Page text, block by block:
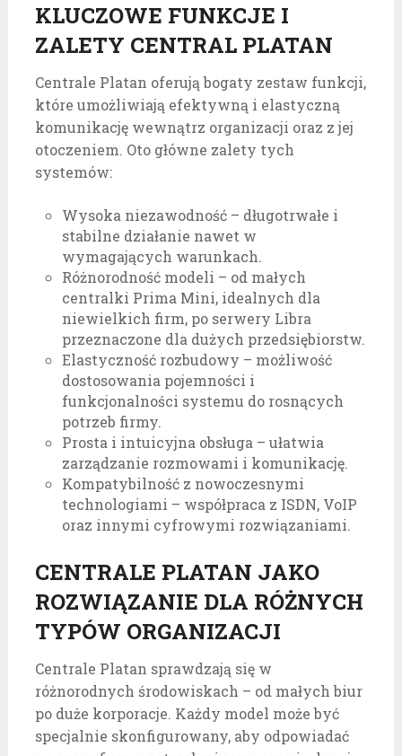
KLUCZOWE FUNKCJE I
ZALETY CENTRAL PLATAN
Centrale Platan oferują bogaty zestaw funkcji,
które umożliwiają efektywną i elastyczną
komunikację wewnątrz organizacji oraz z jej
otoczeniem. Oto główne zalety tych
systemów:
Wysoka niezawodność – długotrwałe i
stabilne działanie nawet w
wymagających warunkach.
Różnorodność modeli – od małych
centralki Prima Mini, idealnych dla
niewielkich firm, po serwery Libra
przeznaczone dla dużych przedsiębiorstw.
Elastyczność rozbudowy – możliwość
dostosowania pojemności i
funkcjonalności systemu do rosnących
potrzeb firmy.
Prosta i intuicyjna obsługa – ułatwia
zarządzanie rozmowami i komunikację.
Kompatybilność z nowoczesnymi
technologiami – współpraca z ISDN, VoIP
oraz innymi cyfrowymi rozwiązaniami.
CENTRALE PLATAN JAKO
ROZWIĄZANIE DLA RÓŻNYCH
TYPÓW ORGANIZACJI
Centrale Platan sprawdzają się w
różnorodnych środowiskach – od małych biur
po duże korporacje. Każdy model może być
specjalnie skonfigurowany, aby odpowiadać